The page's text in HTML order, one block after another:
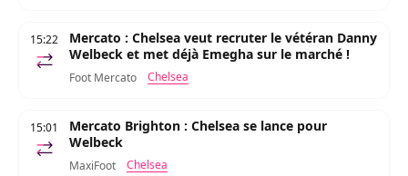
15:22
Mercato : Chelsea veut recruter le vétéran Danny
Welbeck et met déjà Emegha sur le marché !
Foot Mercato Chelsea
15:01
Mercato Brighton : Chelsea se lance pour
Welbeck
MaxiFoot Chelsea